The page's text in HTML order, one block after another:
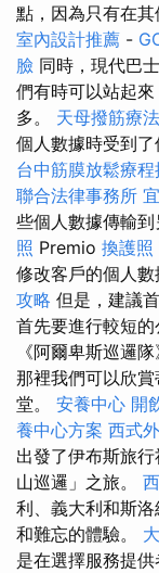
點，因為只有在
室內設計推薦 -
臉 同時，現代巴
們有時可以站起
多。 天母撥筋療法
個人數據時受到
台中筋膜放鬆療程
聯合法律事務所
些個人數據傳輸到
照 Premio 換護照
修改客戶的個人
攻略 但是，建議
首先要進行較短
《阿爾卑斯巡邏
那裡我們可以欣
堂。 安養中心 開
養中心方案 西式
出發了伊布斯旅
山巡邏」之旅。
利、義大利和斯
和難忘的體驗。
是在選擇服務提